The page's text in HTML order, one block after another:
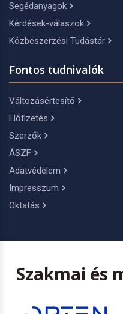
Segédanyagok
Kérdések-válaszok
Közbeszerzési Tudástár
Fontos tudnivalók
Változásértesítő
Előfizetés
Szerzők
ÁSZF
Adatvédelem
Impresszum
Oktatás
Szakmai és